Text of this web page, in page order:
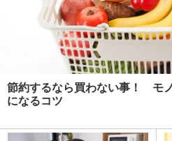
節約するなら買わない事！ モ
になるコツ